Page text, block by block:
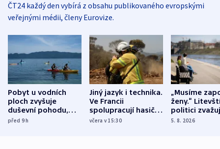
ČT24 každý den vybírá z obsahu publikovaného evropskými
veřejnými médii, členy Eurovize.
Pobyt u vodních
ploch zvyšuje
duševní pohodu,
ukázala
před 9h
Jiný jazyk i technika.
Ve Francii
spolupracují hasiči z
různých zemí
včera v 15:30
„Musíme
ženy.“
politici
dohodu o
5. 8. 2026